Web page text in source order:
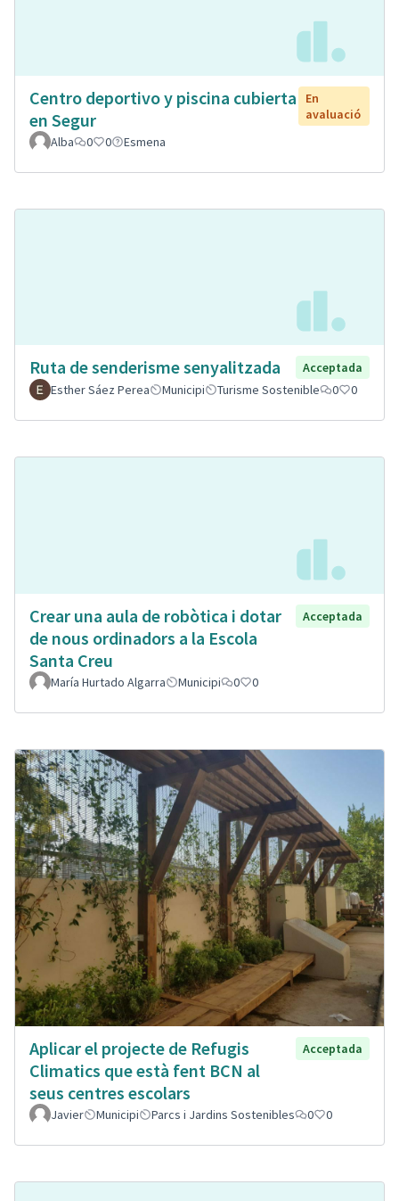
Centro deportivo y piscina cubierta
en Segur
En
avaluació
Alba
0 0 Esmena
Ruta de senderisme senyalitzada
Acceptada
Esther Sáez Perea
Municipi Turisme Sostenible 0 0
Crear una aula de robòtica i dotar
de nous ordinadors a la Escola
Santa Creu
Acceptada
María Hurtado Algarra Municipi 0 0
Aplicar el projecte de Refugis
Climatics que està fent BCN al
seus centres escolars
Acceptada
Javier Municipi Parcs i Jardins Sostenibles 0 0